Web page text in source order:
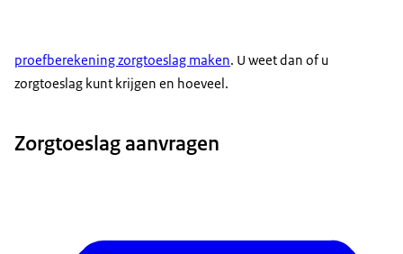
proefberekening zorgtoeslag maken. U weet dan of u
zorgtoeslag kunt krijgen en hoeveel.
Zorgtoeslag aanvragen